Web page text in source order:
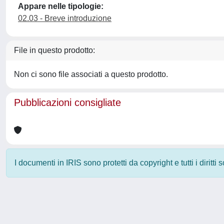
Appare nelle tipologie:
02.03 - Breve introduzione
File in questo prodotto:
Non ci sono file associati a questo prodotto.
Pubblicazioni consigliate
I documenti in IRIS sono protetti da copyright e tutti i diritti